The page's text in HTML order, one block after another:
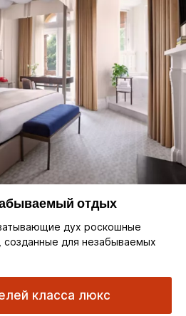
отдых
дух роскошные
созданные для незабываемых
класса люкс